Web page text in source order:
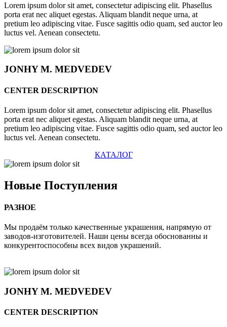
Lorem ipsum dolor sit amet, consectetur adipiscing elit. Phasellus
porta erat nec aliquet egestas. Aliquam blandit neque urna, at
pretium leo adipiscing vitae. Fusce sagittis odio quam, sed auctor leo
luctus vel. Aenean consectetu.
JONHYM. MEDVEDEV
CENTER DESCRIPTION
Lorem ipsum dolor sit amet, consectetur adipiscing elit. Phasellus
porta erat nec aliquet egestas. Aliquam blandit neque urna, at
pretium leo adipiscing vitae. Fusce sagittis odio quam, sed auctor leo
luctus vel. Aenean consectetu.
КАТАЛОГ
Новые Поступления
РАЗНОЕ
Мы продаём только качественные украшения, напрямую от
заводов-изготовителей. Наши цены всегда обоснованны и
конкурентоспособны всех видов украшений.
JONHYM. MEDVEDEV
CENTER DESCRIPTION